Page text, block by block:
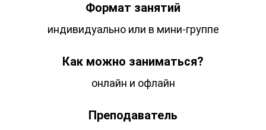
Формат занятий
индивидуально или в мини-группе
Как можно заниматься?
онлайн и офлайн
Преподаватель